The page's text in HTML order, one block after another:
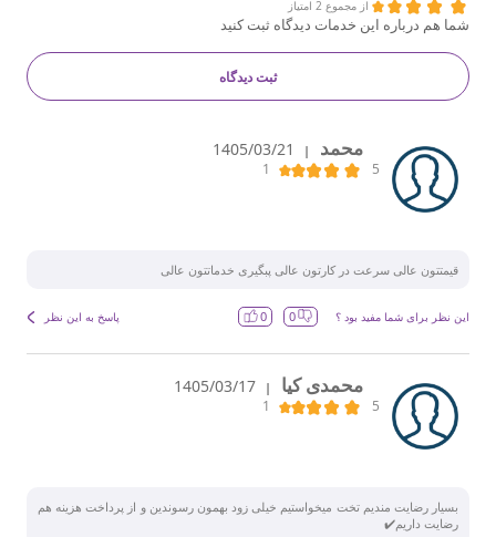
از مجموع 2 امتیاز
شما هم درباره این خدمات دیدگاه ثبت کنید
ثبت دیدگاه
محمد |
1405/03/21
قیمتتون عالی سرعت در کارتون عالی پبگیری خدماتتون عالی
این نظر برای شما مفید بود ؟ 0
0 پاسخ به این نظر
محمدی کیا |
1405/03/17
بسیار رضایت مندیم تخت میخواستیم خیلی زود بهمون رسوندین و از پرداخت هزینه هم
رضایت داریم✔️